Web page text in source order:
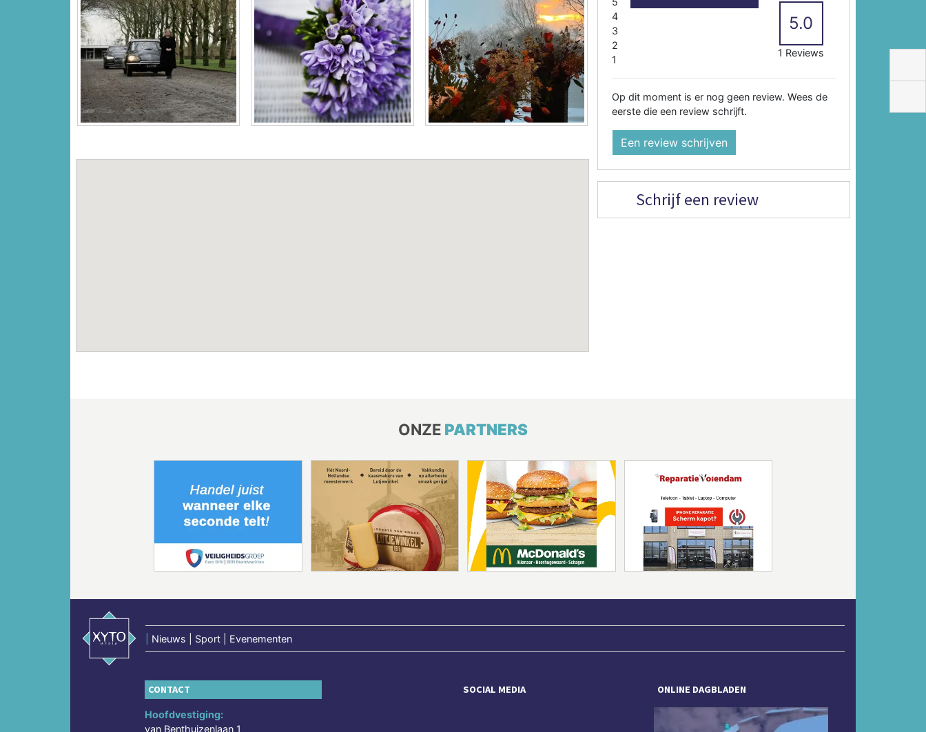
4
3
2
1
5.0
1 Reviews
Op dit moment is er nog geen review. Wees de
eerste die een review schrijft.
Een review schrijven
Schrijf een review
ONZE PARTNERS
Nieuws | Sport | Evenementen
CONTACT
Hoofdvestiging:
van Benthuizenlaan 1
SOCIAL MEDIA ONLINE DAGBLADEN